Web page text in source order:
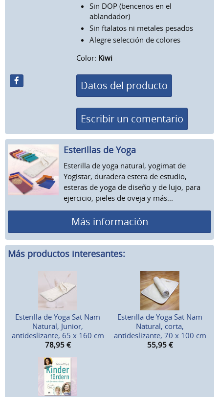
Sin DOP (bencenos en el
ablandador)
Sin ftalatos ni metales pesados
Alegre selección de colores
Color: Kiwi
Datos del producto
Escribir un comentario
Esterillas de Yoga
Esterilla de yoga natural, yogimat de
Yogistar, duradera estera de estudio,
esteras de yoga de diseño y de lujo, para
ejercicio, pieles de oveja y más...
Más información
Más productos interesantes:
Esterilla de Yoga Sat Nam
Natural, Junior,
antideslizante, 65 x 160 cm
78,95 €
Esterilla de Yoga Sat Nam
Natural, corta,
antideslizante, 70 x 100 cm
55,95 €